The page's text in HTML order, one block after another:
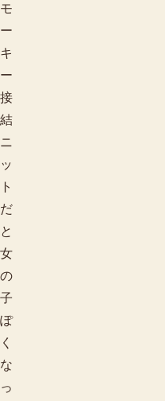
モ
ー
キ
ー
接
結
ニ
ッ
ト
だ
と
女
の
子
ぽ
く
な
っ